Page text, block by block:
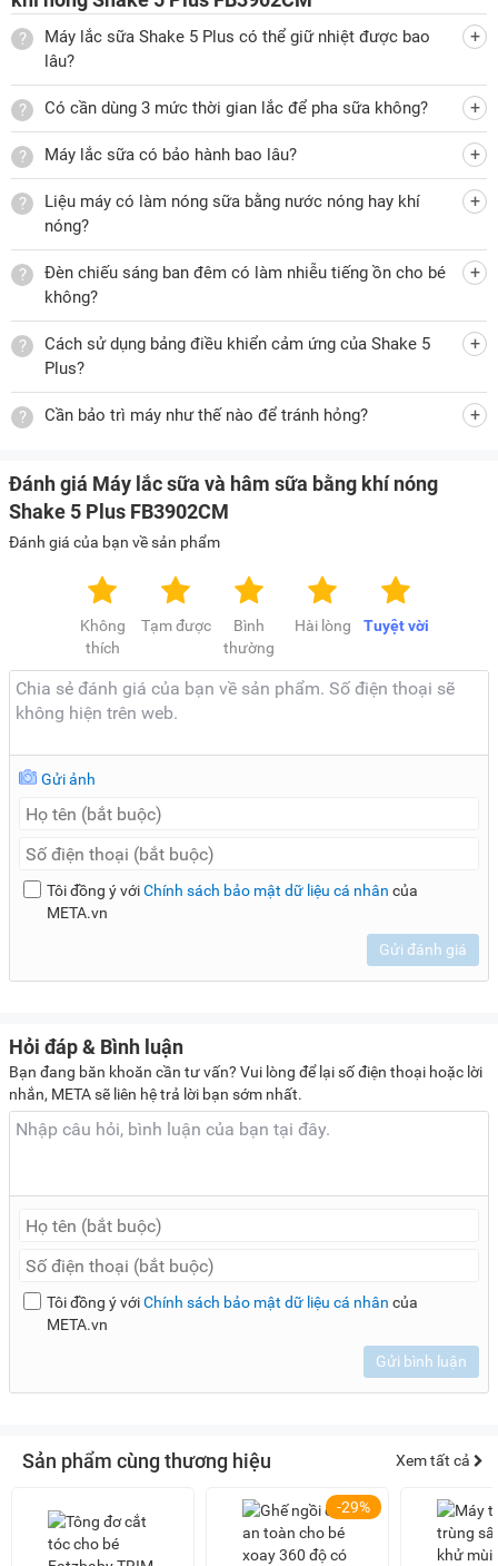
Lưu ý khi sử dụng
Kiểm tra điện áp của máy trước khi kết nối với nguồn
điện.
Không sử dụng nếu phích cắm, dây nguồn hoặc thiết bị bị
hỏng.
Nếu dây điện bị hỏng, phải thay thế bằng phụ kiện chính
Không để trẻ em sử dụng hoặc chơi với máy mà không có
sự giám sát của người lớn.
Không nhúng máy vào nước để tránh hỏng hóc.
Mẹ thông thái chọnmáy lắc sữa và hâm sữaShake 5 Plus
FB3902CM để bé yêu luôn được bú sữa ấm đúng chuẩn, hỗ
trợ hệ tiêu hóa khỏe mạnh và phát triển toàn diện!
Lưu ý:Hình ảnh sản phẩm chỉ có tính chất minh họa, chi tiết
Máy lắc sữa Shake 5 Plus có thể giữ nhiệt được bao
lâu?
Có cần dùng 3 mức thời gian lắc để pha sữa không?
Máy lắc sữa có bảo hành bao lâu?
Liệu máy có làm nóng sữa bằng nước nóng hay khí
nóng?
Đèn chiếu sáng ban đêm có làm nhiễu tiếng ồn cho bé
không?
Cách sử dụng bảng điều khiển cảm ứng của Shake 5
Plus?
Cần bảo trì máy như thế nào để tránh hỏng?
Đánh giá Máy lắc sữa và hâm sữa bằng khí nóng
Shake 5 Plus FB3902CM
Đánh giá của bạn về sản phẩm
Tuyệt vời
Hài lòng
Bình
thường
Tạm được
Không
thích
Gửi ảnh
Tôi đồng ý vớiChính sách bảo mật dữ liệu cá nhân của
META.vn
Gửi đánh giá
Hỏi đáp & Bình luận
Bạn đang băn khoăn cần tư vấn? Vui lòng để lại số điện thoại hoặc lời
nhắn, META sẽ liên hệ trả lời bạn sớm nhất.
Tôi đồng ý vớiChính sách bảo mật dữ liệu cá nhân của
META.vn
Gửi bình luận
Sản phẩm cùng thương hiệu Xem tất cả
-29%